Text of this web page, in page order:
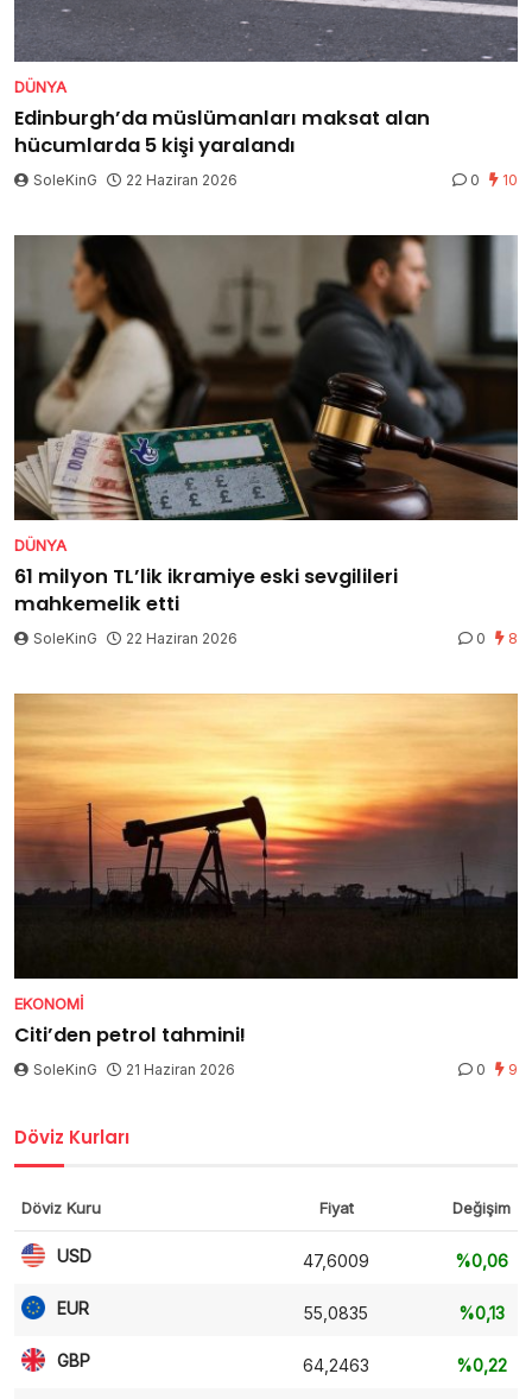
DÜNYA
Edinburgh’da müslümanları maksat alan
hücumlarda 5 kişi yaralandı
SoleKinG 22 Haziran 2026 0 10
DÜNYA
61 milyon TL’lik ikramiye eski sevgilileri
mahkemelik etti
SoleKinG 22 Haziran 2026 0 8
EKONOMI
Citi’den petrol tahmini!
SoleKinG 21 Haziran 2026 0 9
Döviz Kurları
Döviz Kuru Fiyat Değişim
USD 47,6009 %0,06
EUR 55,0835 %0,13
GBP 64,2463 %0,22